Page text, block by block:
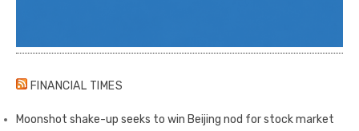
FINANCIAL TIMES
Moonshot shake-up seeks to win Beijing nod for stock market